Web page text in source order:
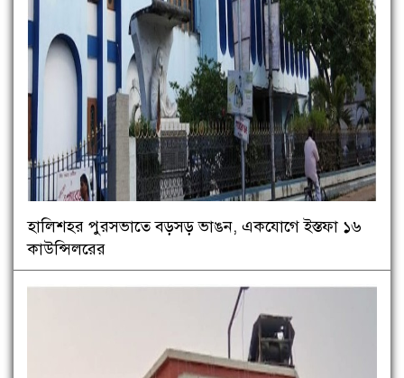
হালিশহর পুরসভাতে বড়সড় ভাঙন, একযোগে ইস্তফা ১৬
কাউন্সিলরের